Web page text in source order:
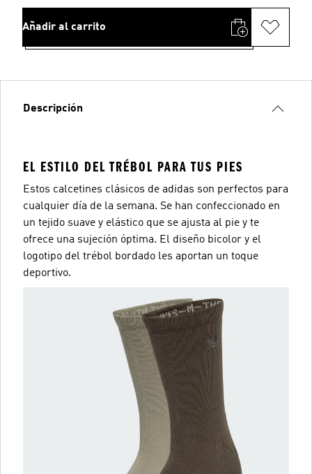
Añadir al carrito
Descripción
EL ESTILO DEL TRÉBOL PARA TUS PIES
Estos calcetines clásicos de adidas son perfectos para
cualquier día de la semana. Se han confeccionado en
un tejido suave y elástico que se ajusta al pie y te
ofrece una sujeción óptima. El diseño bicolor y el
logotipo del trébol bordado les aportan un toque
deportivo.